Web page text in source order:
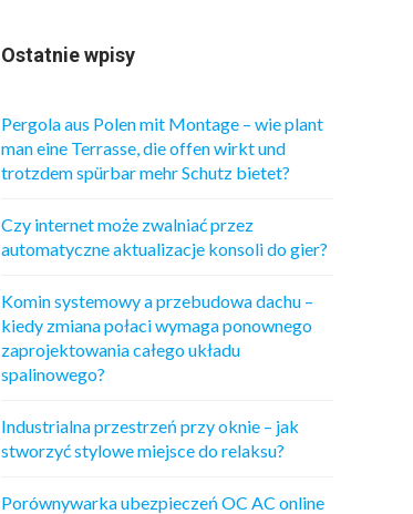
Ostatnie wpisy
Pergola aus Polen mit Montage – wie plant
man eine Terrasse, die offen wirkt und
trotzdem spürbar mehr Schutz bietet?
Czy internet może zwalniać przez
automatyczne aktualizacje konsoli do gier?
Komin systemowy a przebudowa dachu –
kiedy zmiana połaci wymaga ponownego
zaprojektowania całego układu
spalinowego?
Industrialna przestrzeń przy oknie – jak
stworzyć stylowe miejsce do relaksu?
Porównywarka ubezpieczeń OC AC online